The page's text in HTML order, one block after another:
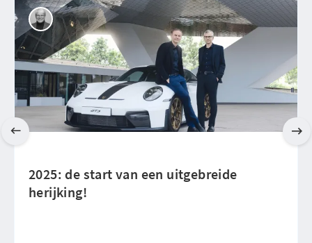
2025: de start van een uitgebreide
herijking!